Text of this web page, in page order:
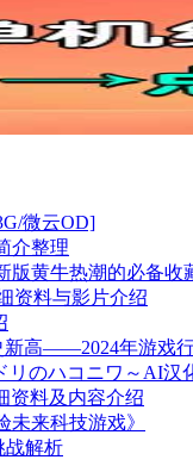
微云OD]
介整理
版黄牛热潮的必备收
资料与影片介绍
新高——2024年游戏
リのハコニワ～AI汉
资料及内容介绍
未来科技游戏》
战解析